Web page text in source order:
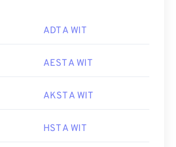
ADT A WIT
AEST A WIT
AKST A WIT
HST A WIT